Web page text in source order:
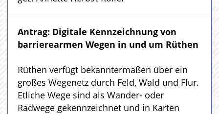
Antrag: Digitale Kennzeichnung von
barrierearmen Wegen in und um Rüthen
Rüthen verfügt bekanntermaßen über ein
großes Wegenetz durch Feld, Wald und Flur.
Etliche Wege sind als Wander- oder
Radwege gekennzeichnet und in Karten